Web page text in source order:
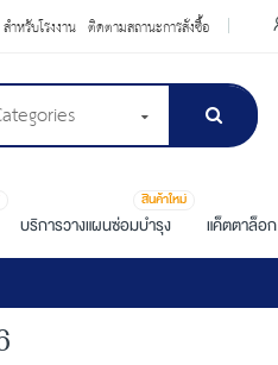
สำหรับโรงงาน ติดตามสถานะการสั่งซื้อ
บริการวางแผนซ่อมบำรุง
สินค้าใหม่
แค็ตตาล็อก